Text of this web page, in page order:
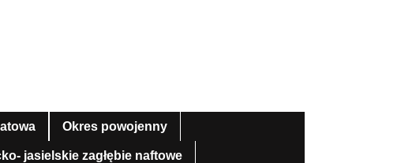
Okres powojenny
jasielskie zagłębie naftowe